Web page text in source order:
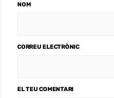
NOM
CORREU ELECTRÒNIC
EL TEU COMENTARI